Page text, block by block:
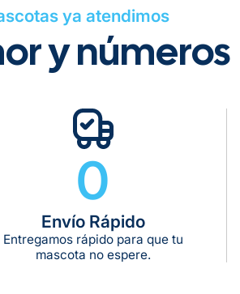
Gratuito en todos los
De 11 kg a 20 kg:
De 21 kg a 40 kg:
De 42 kg a 65 kg:
ya atendimos
y números
0
Envío Rápido
Entregamos rápido para que tu
mascota no espere.